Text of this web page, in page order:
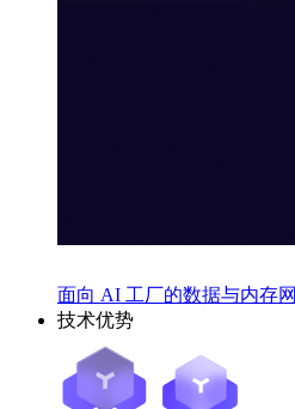
面向 AI 工厂的数据与内存网
技术优势